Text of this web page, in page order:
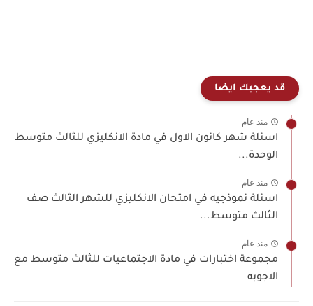
قد يعجبك ايضا
منذ عام
اسئلة شهر كانون الاول في مادة الانكليزي للثالث متوسط
الوحدة...
منذ عام
اسئلة نموذجيه في امتحان الانكليزي للشهر الثالث صف
الثالث متوسط...
منذ عام
مجموعة اختبارات في مادة الاجتماعيات للثالث متوسط مع
الاجوبه